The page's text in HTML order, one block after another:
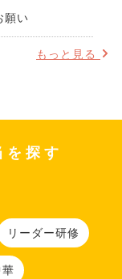
願い
もっと見る
を探す
リーダー研修